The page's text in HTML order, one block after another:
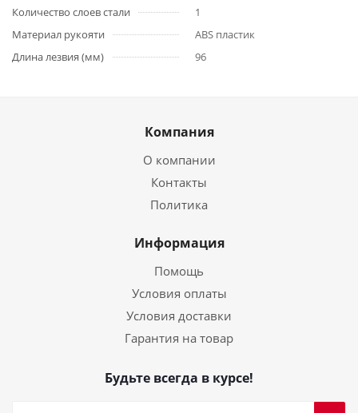
Количество слоев стали
1
Материал рукояти
ABS пластик
Длина лезвия (мм)
96
Компания
О компании
Контакты
Политика
Информация
Помощь
Условия оплаты
Условия доставки
Гарантия на товар
Будьте всегда в курсе!